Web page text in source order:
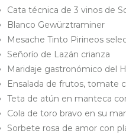
Cata técnica de 3 vinos de
Blanco Gewürztraminer
Mesache Tinto Pirineos
Señorío de Lazán crianza
Maridaje gastronómico del
Ensalada de frutos, tomate
Teta de atún en manteca
Cola de toro bravo en su
Sorbete rosa de amor con